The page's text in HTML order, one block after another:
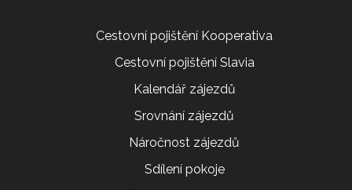
Cestovní pojištění Kooperativa
Cestovní pojištění Slavia
Kalendář zájezdů
Srovnání zájezdů
Náročnost zájezdů
Sdílení pokoje